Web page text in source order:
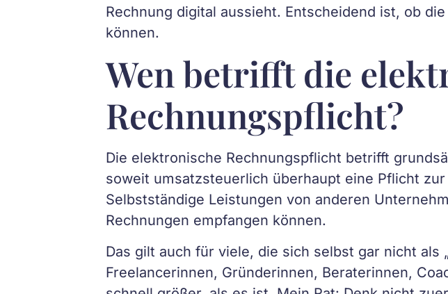
Rechnung digital aussieht. Entscheidend ist, ob
können.
Wen betrifft die
Rechnungspflicht?
Die elektronische Rechnungspflicht betrifft
soweit umsatzsteuerlich überhaupt eine Pflicht
Selbstständige Leistungen von anderen
Rechnungen empfangen können.
Das gilt auch für viele, die sich selbst gar nicht als
Freelancerinnen, Gründerinnen, Beraterinnen,